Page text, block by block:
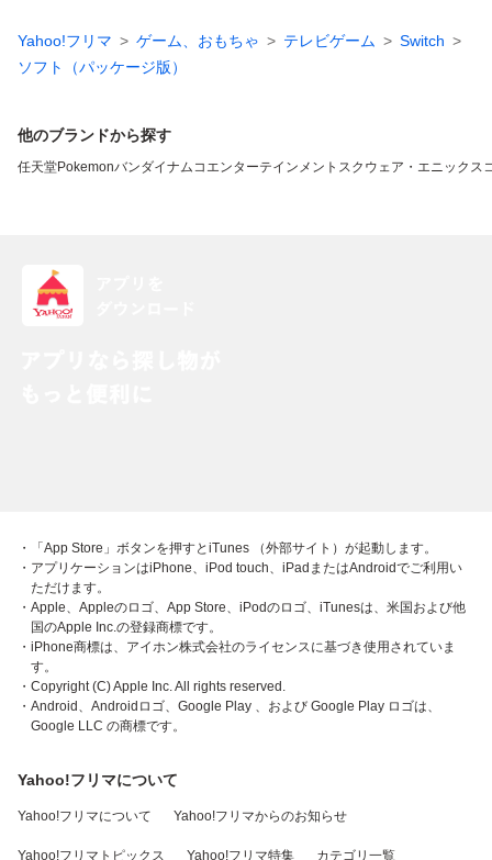
Yahoo!フリマ ゲーム、おもちゃ テレビゲーム
Switch
ソフト（パッケージ版）
他のブランドから探す
任天堂Pokemonバンダイナムコエンターテインメント スクウェア・エニックス
・「App Store」ボタンを押すとiTunes （外部サイト）が起動します。
・アプリケーションはiPhone、iPod touch、iPadまたはAndroidでご利用い
ただけます。
・Apple、Appleのロゴ、App Store、iPodのロゴ、iTunesは、米国および他
国のApple Inc.の登録商標です。
・iPhone商標は、アイホン株式会社のライセンスに基づき使用されていま
す。
・Copyright (C) Apple Inc. All rights reserved.
・Android、Androidロゴ、Google Play 、および Google Play ロゴは、
Google LLC の商標です。
Yahoo!フリマについて
Yahoo!フリマについて Yahoo!フリマからのお知らせ
Yahoo!フリマトピックス Yahoo!フリマ特集 カテゴリ一覧